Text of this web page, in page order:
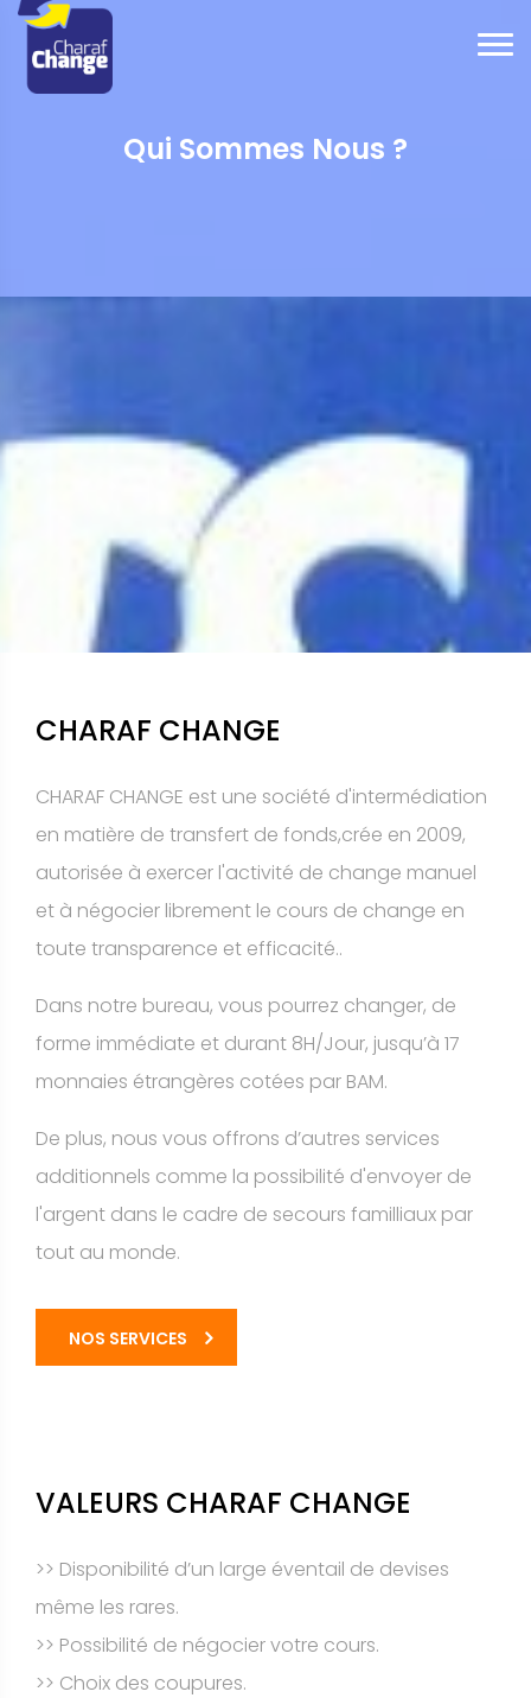
Qui Sommes Nous ?
CHARAF CHANGE
CHARAF CHANGE est une société d'intermédiation
en matière de transfert de fonds,crée en 2009,
autorisée à exercer l'activité de change manuel
et à négocier librement le cours de change en
toute transparence et efficacité..
Dans notre bureau, vous pourrez changer, de
forme immédiate et durant 8H/Jour, jusqu’à 17
monnaies étrangères cotées par BAM.
De plus, nous vous offrons d’autres services
additionnels comme la possibilité d'envoyer de
l'argent dans le cadre de secours familliaux par
tout au monde.
NOS SERVICES
VALEURS CHARAF CHANGE
>> Disponibilité d’un large éventail de devises
même les rares.
>> Possibilité de négocier votre cours.
>> Choix des coupures.